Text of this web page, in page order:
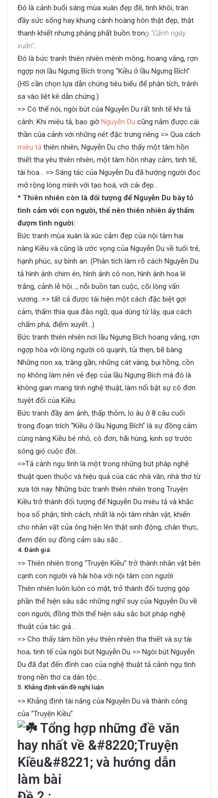
Đó là cảnh buổi sáng mùa xuân đẹp đẽ, tinh khôi, tràn
đầy sức sống hay khung cảnh hoàng hôn thật đẹp, thật
thanh khiết nhưng phảng phất buồn trong “Cảnh ngày
xuân”.
Đó là bức tranh thiên nhiên mênh mông, hoang vắng, rợn
ngợp nơi lầu Ngưng Bích trong “Kiều ở lầu Ngưng Bích”
(HS cần chọn lựa dẫn chứng tiêu biểu để phân tích, tránh
sa vào liệt kê dẫn chứng.)
=> Có thể nói, ngòi bút của Nguyễn Du rất tinh tế khi tả
cảnh. Khi miêu tả, bao giờ Nguyễn Du cũng nắm được cái
thần của cảnh với những nét đặc trưng riêng => Qua cách
miêu tả thiên nhiên, Nguyễn Du cho thấy một tâm hồn
thiết tha yêu thiên nhiên, một tâm hồn nhạy cảm, tinh tế,
tài hoa… => Sáng tác của Nguyễn Du đã hướng người đọc
mở rộng lòng mình với tạo hoá, với cái đẹp…
* Thiên nhiên còn là đối tượng để Nguyễn Du bày tỏ
tình cảm với con người, thế nên thiên nhiên ấy thấm
đượm tình người:
Bức tranh mùa xuân là xúc cảm đẹp của nội tâm hai
nàng Kiều và cũng là ước vọng của Nguyễn Du về tuổi trẻ,
hạnh phúc, sự bình an. (Phân tích làm rõ cách Nguyễn Du
tả hình ảnh chim én, hình ảnh cỏ non, hình ảnh hoa lê
trắng, cảnh lễ hội…, nỗi buồn tan cuộc, cõi lòng vấn
vương…=> tất cả được tái hiện một cách đặc biệt gợi
cảm, thấm thía qua đảo ngữ, qua dùng từ láy, qua cách
chấm phá, điểm xuyết…)
Bức tranh thiên nhiên nơi lầu Ngưng Bích hoang vắng, rợn
ngợp hòa với lòng người cô quạnh, tủi thẹn, bẽ bàng.
Những non xa, trăng gần; những cát vàng, bụi hồng, cồn
nọ không làm nên vẻ đẹp của lầu Ngưng Bích mà đó là
không gian mang tính nghệ thuật, làm nổi bật sự cô đơn
tuyệt đối của Kiều.
Bức tranh đầy ám ảnh, thấp thỏm, lo âu ở 8 câu cuối
trong đoạn trích “Kiều ở lầu Ngưng Bích” là sự đồng cảm
cùng nàng Kiều bé nhỏ, cô đơn, hãi hùng, kinh sợ trước
sóng gió cuộc đời…
=>Tả cảnh ngụ tình là một trong những bút pháp nghệ
thuật quen thuộc và hiệu quả của các nhà văn, nhà thơ từ
xưa tới nay. Những bức tranh thiên nhiên trong Truyện
Kiều trở thành đối tượng để Nguyễn Du miêu tả và khắc
họa số phận, tính cách, nhất là nội tâm nhân vật, khiến
cho nhân vật của ông hiện lên thật sinh động, chân thực,
đem đến sự đồng cảm sâu sắc…
4. Đánh giá:
=> Thiên nhiên trong “Truyện Kiều” trở thành nhân vật bên
cạnh con người và hài hòa với nội tâm con người
Thiên nhiên luôn luôn có mặt, trở thành đối tượng góp
phần thể hiện sâu sắc những nghĩ suy của Nguyễn Du về
con người, đồng thời thể hiện sâu sắc bút pháp nghệ
thuật của tác giả…
=> Cho thấy tâm hồn yêu thiên nhiên tha thiết và sự tài
hoa, tinh tế của ngòi bút Nguyễn Du => Ngòi bút Nguyễn
Du đã đạt đến đỉnh cao của nghệ thuật tả cảnh ngụ tình
trong nền thơ ca dân tộc…
5. Khẳng định vấn đề nghị luận
=> Khẳng định tài năng của Nguyễn Du và thành công
của “Truyện Kiều”.